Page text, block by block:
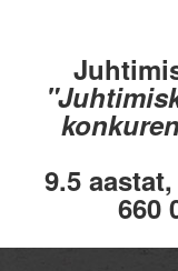
9.5
660